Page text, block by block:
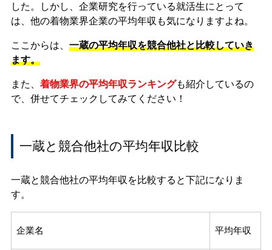
した。しかし、企業研究を行っている就活生にとって
は、他の着物業界企業の平均年収も気になりますよね。
ここからは、 一蔵の平均年収を競合他社と比較していき
ます。
また、 着物業界の平均年収ランキングも紹介しているの
で、併せてチェックしてみてください！
一蔵と競合他社の平均年収比較
一蔵と競合他社の平均年収を比較すると下記になりま
す。
企業名 平均年収